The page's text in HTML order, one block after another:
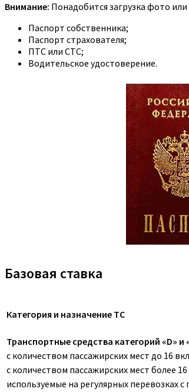
Внимание: Понадобится загрузка фото
Паспорт собственника;
Паспорт страхователя;
ПТС или СТС;
Водительское удостоверение.
Базовая ставка
Категория и назначение ТС
Транспортные средства категорий «D» и
с количеством пассажирских мест до 16
с количеством пассажирских мест более 16
используемые на регулярных перевозках